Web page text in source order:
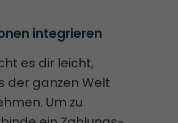
integrieren
es dir leicht,
der ganzen Welt
Um zu